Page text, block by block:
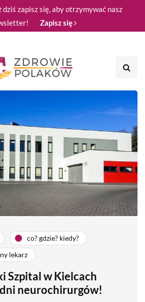
dziś zapisz się, aby otrzymywać nasz
Zapisz się
co? gdzie? kiedy?
lekarz
Szpital w Kielcach
neurochirurgów!